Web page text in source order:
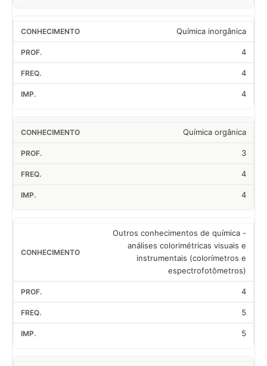
Química inorgânica
4
4
4
Química orgânica
3
4
4
Outros conhecimentos de química -
análises colorimétricas visuais e
instrumentais (colorímetros e
espectrofotômetros)
4
5
5